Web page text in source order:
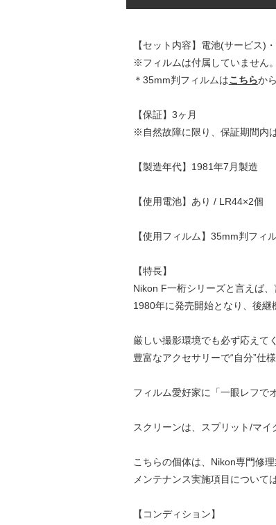
【セット内容】電池(サービス)
※フィルムは付属していません
＊35mm判フィルムはこちらか
【保証】3ヶ月
※自然故障に限り、保証期間内
【製造年代】1981年7月製造
【使用電池】あり / LR44×2個
【使用フィルム】35mm判フィ
【特長】
Nikon F一桁シリーズと言えば
1980年に発売開始となり、後
厳しい撮影環境でも必ず応えて
豊富なアクセサリーで“自分”仕
フィルム愛好家に「一眼レフで
スクリーンは、スプリット/マイ
こちらの個体は、Nikon専門修
メンテナンス実施項目について
【コンディション】